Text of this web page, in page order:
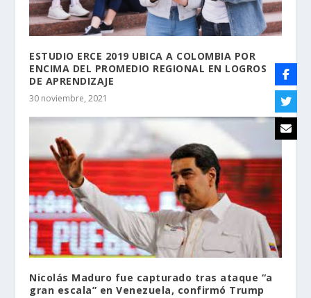
ESTUDIO ERCE 2019 UBICA A COLOMBIA POR
ENCIMA DEL PROMEDIO REGIONAL EN LOGROS
DE APRENDIZAJE
30 noviembre, 2021
Nicolás Maduro fue capturado tras ataque “a
gran escala” en Venezuela, confirmó Trump